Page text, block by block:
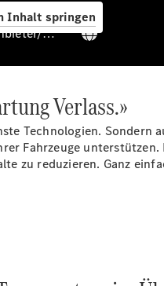
Inhalt springen
Anbieter/Datenschutz
Verlass.»
Technologien. Sondern
Fahrzeuge
zu reduzieren. Ganz